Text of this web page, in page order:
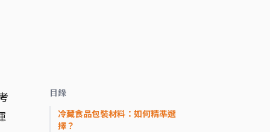
目錄
冷藏食品包裝材料：如何精準選
擇？